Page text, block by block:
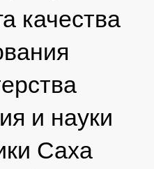
качества
и науки
Саха